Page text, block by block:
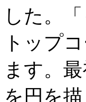
した。
トップ
ます。
を円を